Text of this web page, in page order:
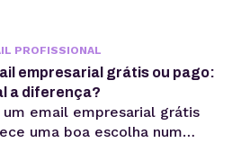
PROFISSIONAL
empresarial grátis ou pago:
a diferença?
um email empresarial grátis
uma boa escolha num